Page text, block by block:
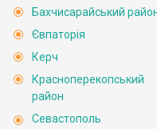
Бахчисарайський
Євпаторія
Керч
Красноперекопський
район
Севастополь